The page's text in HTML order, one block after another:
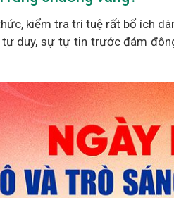
kiểm tra trí tuệ rất bổ ích
duy, sự tự tin trước đám